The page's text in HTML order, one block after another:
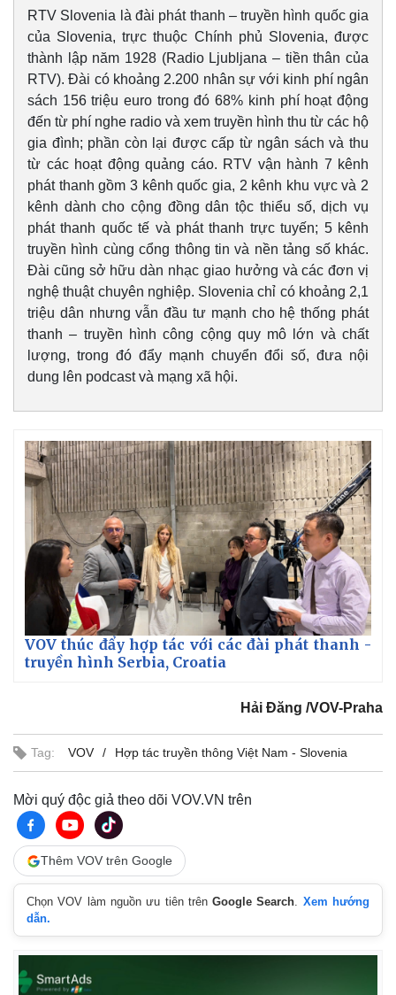
Thể thao
Thế giới thể thao
eSports
Hậu trường
Xe máy
Tư vấn
RTV Slovenia là đài phát thanh – truyền hình quốc gia
của Slovenia, trực thuộc Chính phủ Slovenia, được
thành lập năm 1928 (Radio Ljubljana – tiền thân của
RTV). Đài có khoảng 2.200 nhân sự với kinh phí ngân
sách 156 triệu euro trong đó 68% kinh phí hoạt động
đến từ phí nghe radio và xem truyền hình thu từ các hộ
gia đình; phần còn lại được cấp từ ngân sách và thu
từ các hoạt động quảng cáo. RTV vận hành 7 kênh
phát thanh gồm 3 kênh quốc gia, 2 kênh khu vực và 2
kênh dành cho cộng đồng dân tộc thiểu số, dịch vụ
phát thanh quốc tế và phát thanh trực tuyến; 5 kênh
truyền hình cùng cổng thông tin và nền tảng số khác.
Đài cũng sở hữu dàn nhạc giao hưởng và các đơn vị
nghệ thuật chuyên nghiệp. Slovenia chỉ có khoảng 2,1
triệu dân nhưng vẫn đầu tư mạnh cho hệ thống phát
thanh – truyền hình công cộng quy mô lớn và chất
lượng, trong đó đẩy mạnh chuyển đổi số, đưa nội
dung lên podcast và mạng xã hội.
VOV thúc đẩy hợp tác với các đài phát thanh -
truyền hình Serbia, Croatia
Hải Đăng /VOV-Praha
Tag: VOV Hợp tác truyền thông Việt Nam - Slovenia
Mời quý độc giả theo dõi VOV.VN trên
Thêm VOV trên Google
Chọn VOV làm nguồn ưu tiên trênGoogle Search. Xem hướng
dẫn.